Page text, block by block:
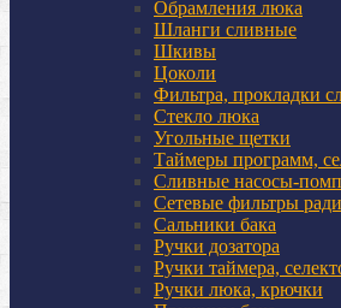
Обрамления люка
Шланги сливные
Шкивы
Цоколи
Фильтра, прокладки
Стекло люка
Угольные щетки
Таймеры программ,
Сливные насосы-
Сетевые фильтры
Сальники бака
Ручки дозатора
Ручки таймера,
Ручки люка, крючки